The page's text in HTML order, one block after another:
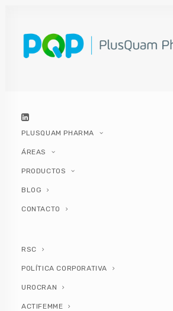
PLUSQUAM PHARMA
ÁREAS
PRODUCTOS
BLOG
CONTACTO
RSC
POLÍTICA CORPORATIVA
UROCRAN
ACTIFEMME
Antibióticos para tratar las cistitis
tratar las cistitis?